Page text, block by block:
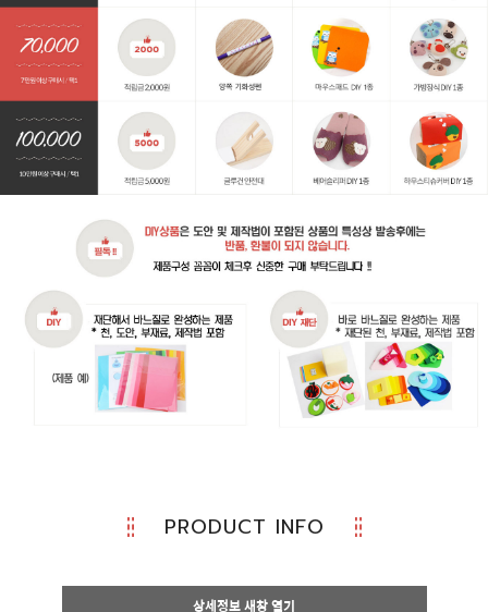
PRODUCT INFO
상세정보 새창 열기